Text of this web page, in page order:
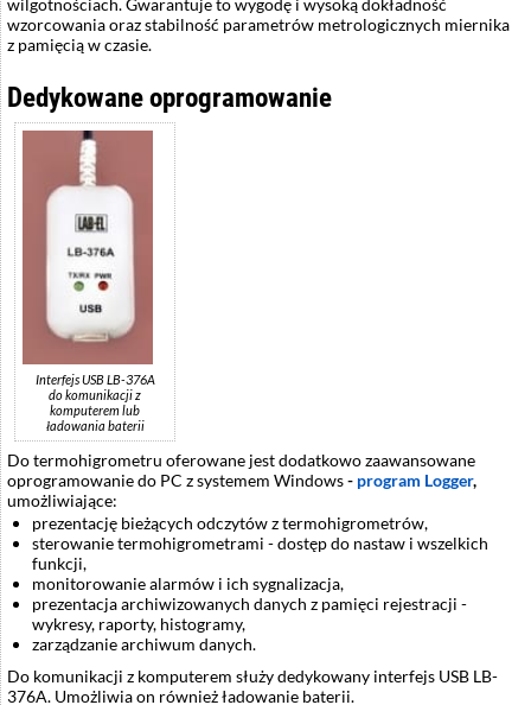
wzorcowania oraz stabilność parametrów metrologicznych miernika
z pamięcią w czasie.
Dedykowane oprogramowanie
Interfejs USB LB-376A
do komunikacji z
komputerem lub
ładowania baterii
Do termohigrometru oferowane jest dodatkowo zaawansowane
oprogramowanie do PC z systemem Windows- program Logger,
umożliwiające:
prezentację bieżących odczytów z termohigrometrów,
sterowanie termohigrometrami - dostęp do nastaw i wszelkich
funkcji,
monitorowanie alarmów i ich sygnalizacja,
prezentacja archiwizowanych danych z pamięci rejestracji -
wykresy, raporty, histogramy,
zarządzanie archiwum danych.
Do komunikacji z komputerem służy dedykowany interfejs USB LB-
376A. Umożliwia on również ładowanie baterii.